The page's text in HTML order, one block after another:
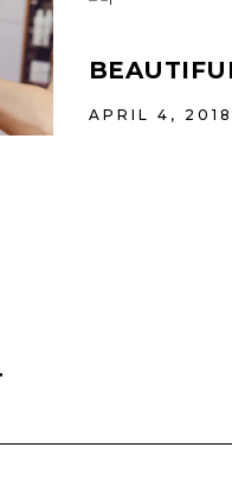
APRIL 4, 2018